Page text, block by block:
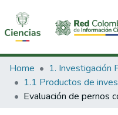
Communities & Collections
All of DSpace
Home